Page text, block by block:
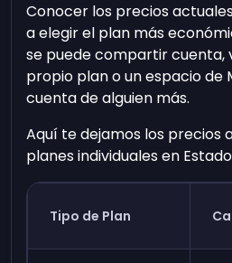
Conocer los precios
a elegir el plan más
se puede compartir cuenta,
propio plan o un espacio de
cuenta de alguien más.
Aquí te dejamos los precios
planes individuales en
Tipo de Plan